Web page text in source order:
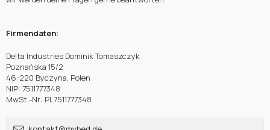
Firmendaten:
Delta Industries Dominik Tomaszczyk
Poznańska 15/2
46-220 Byczyna, Polen
NIP: 7511777348
MwSt.-Nr: PL7511777348